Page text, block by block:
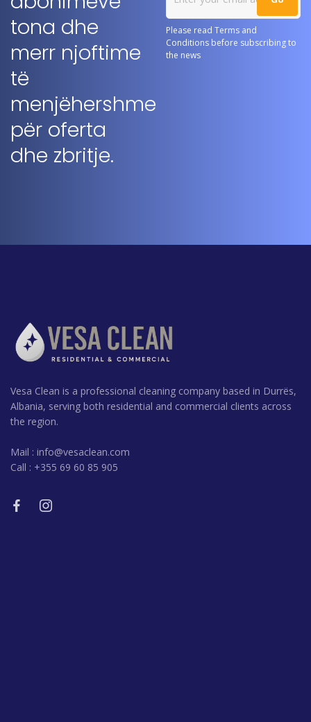
tona dhe
merr njoftime
të
menjëhershme
për oferta
dhe zbritje.
Please read Terms and
Conditions before subscribing to
the news
Vesa Clean is a professional cleaning company based in Durrës,
Albania, serving both residential and commercial clients across
the region.
Mail : info@vesaclean.com
Call : +355 69 60 85 905